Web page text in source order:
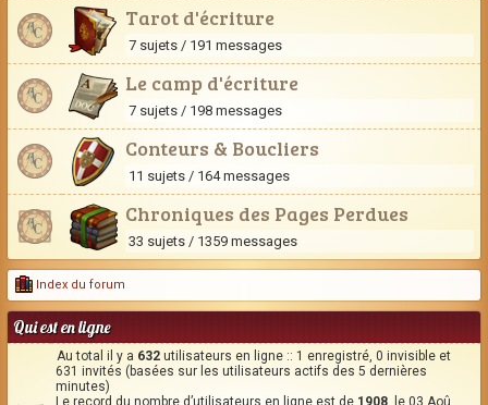
Tarot d'écriture
7 sujets / 191 messages
Le camp d'écriture
7 sujets / 198 messages
Conteurs & Boucliers
11 sujets / 164 messages
Chroniques des Pages Perdues
33 sujets / 1359 messages
Index du forum
Qui est en ligne
Au total il y a 632 utilisateurs en ligne :: 1 enregistré, 0 invisible et
631 invités (basées sur les utilisateurs actifs des 5 dernières
minutes)
Le record du nombre d’utilisateurs en ligne est de 1908 , le 03 Aoû